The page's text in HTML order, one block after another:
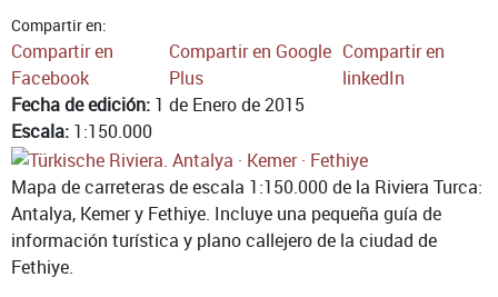
Compartir en:
Compartir en
Facebook
Compartir en Google
Plus
Compartir en
linkedIn
Fecha de edición: 1 de Enero de 2015
Escala: 1:150.000
Mapa de carreteras de escala 1:150.000 de la Riviera Turca:
Antalya, Kemer y Fethiye. Incluye una pequeña guía de
información turística y plano callejero de la ciudad de
Fethiye.